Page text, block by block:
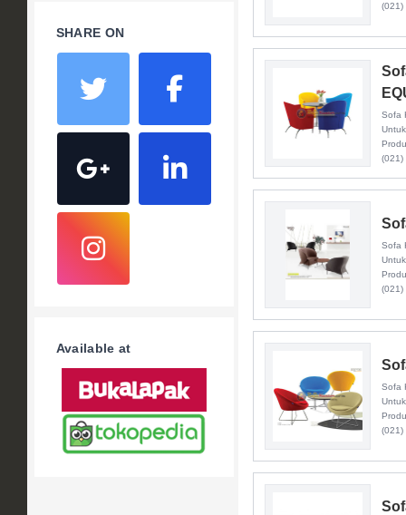
SHARE ON
Available at
(021)
Sofa
(021)
Sofa
(021)
Sofa
(021)